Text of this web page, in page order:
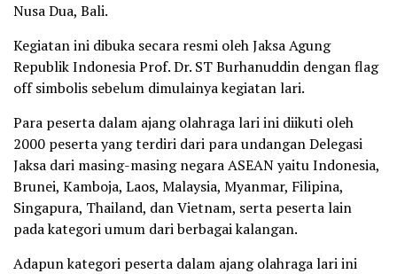
Nusa Dua, Bali.
Kegiatan ini dibuka secara resmi oleh Jaksa Agung
Republik Indonesia Prof. Dr. ST Burhanuddin dengan flag
off simbolis sebelum dimulainya kegiatan lari.
Para peserta dalam ajang olahraga lari ini diikuti oleh
2000 peserta yang terdiri dari para undangan Delegasi
Jaksa dari masing-masing negara ASEAN yaitu Indonesia,
Brunei, Kamboja, Laos, Malaysia, Myanmar, Filipina,
Singapura, Thailand, dan Vietnam, serta peserta lain
pada kategori umum dari berbagai kalangan.
Adapun kategori peserta dalam ajang olahraga lari ini